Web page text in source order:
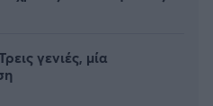
γενιές, μία